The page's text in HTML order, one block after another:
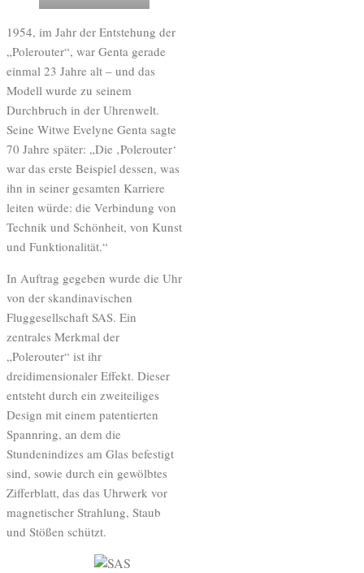
1954, im Jahr der Entstehung der
„Polerouter“, war Genta gerade
einmal 23 Jahre alt – und das
Modell wurde zu seinem
Durchbruch in der Uhrenwelt.
Seine Witwe Evelyne Genta sagte
70 Jahre später: „Die ‚Polerouter‘
war das erste Beispiel dessen, was
ihn in seiner gesamten Karriere
leiten würde: die Verbindung von
Technik und Schönheit, von Kunst
und Funktionalität.“
In Auftrag gegeben wurde die Uhr
von der skandinavischen
Fluggesellschaft SAS. Ein
zentrales Merkmal der
„Polerouter“ ist ihr
dreidimensionaler Effekt. Dieser
entsteht durch ein zweiteiliges
Design mit einem patentierten
Spannring, an dem die
Stundenindizes am Glas befestigt
sind, sowie durch ein gewölbtes
Zifferblatt, das das Uhrwerk vor
magnetischer Strahlung, Staub
und Stößen schützt.